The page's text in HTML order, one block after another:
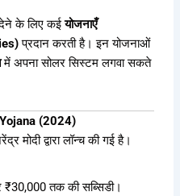
देने के लिए कईयोजनाएँ
प्रदान करती है। इन योजनाओं
में अपना सोलर सिस्टम लगवा सकते
(2024)
मोदी द्वारा लॉन्च की गई है।
₹30,000 तक की सब्सिडी।